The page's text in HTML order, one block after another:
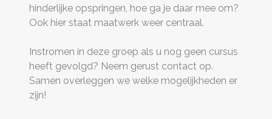
hinderlijke opspringen, hoe ga je daar mee om?
Ook hier staat maatwerk weer centraal.
Instromen in deze groep als u nog geen cursus
heeft gevolgd? Neem gerust contact op.
Samen overleggen we welke mogelijkheden er
zijn!